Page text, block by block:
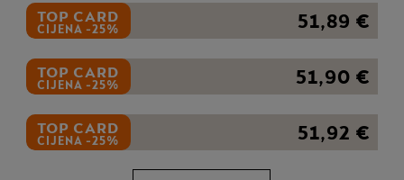
TOP CARD
CIJENA -25% 51,89 €
TOP CARD
CIJENA -25% 51,90 €
TOP CARD
CIJENA -25% 51,92 €